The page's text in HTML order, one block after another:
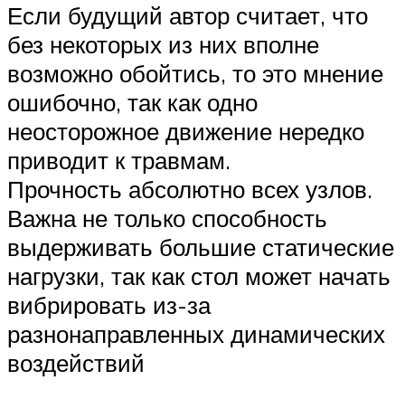
Если будущий автор считает, что
без некоторых из них вполне
возможно обойтись, то это мнение
ошибочно, так как одно
неосторожное движение нередко
приводит к травмам.
Прочность абсолютно всех узлов.
Важна не только способность
выдерживать большие статические
нагрузки, так как стол может начать
вибрировать из-за
разнонаправленных динамических
воздействий